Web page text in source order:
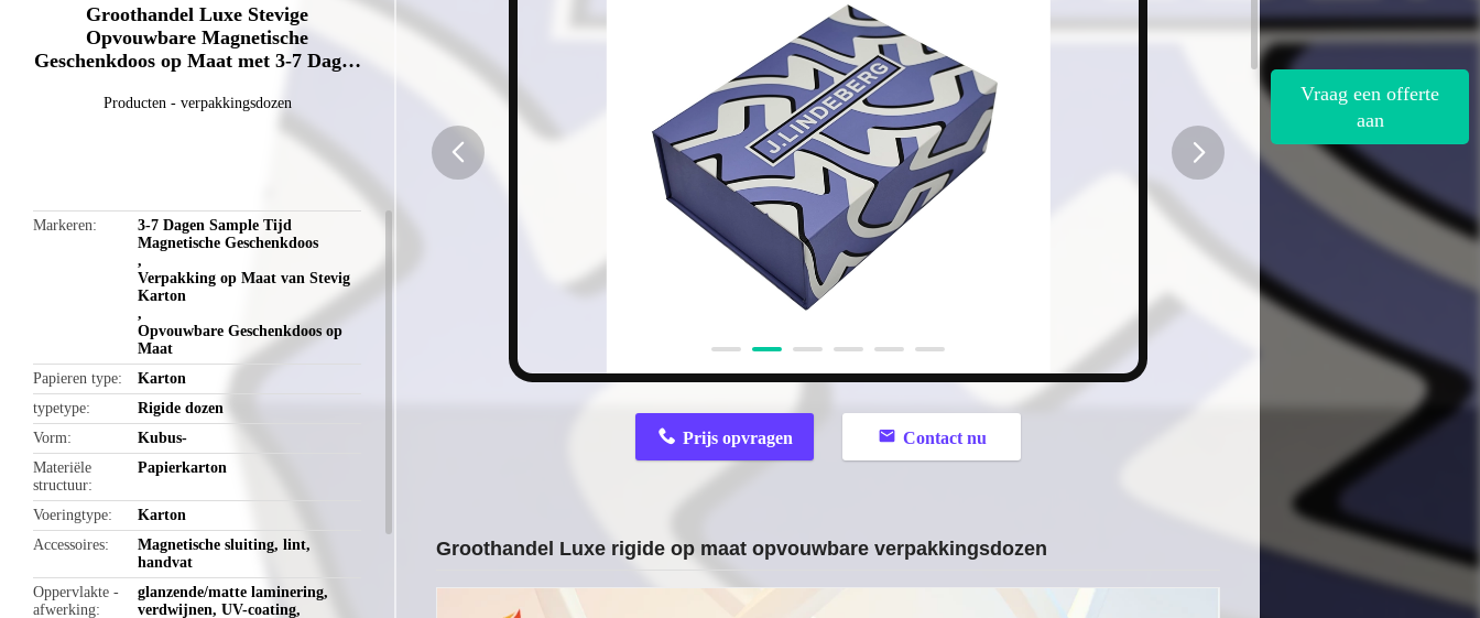
Groothandel Luxe Stevige
Opvouwbare Magnetische
Geschenkdoos op Maat met 3-7 Dagen
Afmetingen voor
Producten - verpakkingsdozen
Markeren
3-7 Dagen Sample Tijd
Magnetische Geschenkdoos
,
Verpakking op Maat van Stevig
Karton
,
Opvouwbare Geschenkdoos op
Maat
Papieren type
Karton
typetype
Rigide dozen
Vorm
Kubus-
Materiële
structuur
Papierkarton
Voeringtype
Karton
Accessoires
Magnetische sluiting, lint,
handvat
Oppervlakte -
afwerking
glanzende/matte laminering,
verdwijnen, UV-coating,
Prijs opvragen Contact nu
Groothandel Luxe rigide op maat opvouwbare verpakkingsdozen
Vraag een offerte
aan